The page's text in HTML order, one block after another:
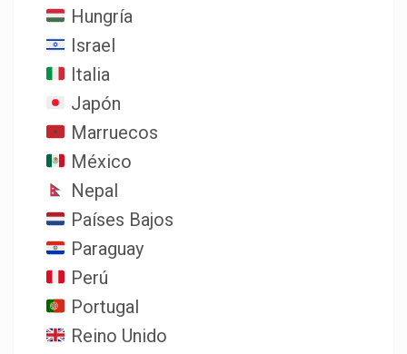
Hungría
Israel
Italia
Japón
Marruecos
México
Nepal
Países Bajos
Paraguay
Perú
Portugal
Reino Unido